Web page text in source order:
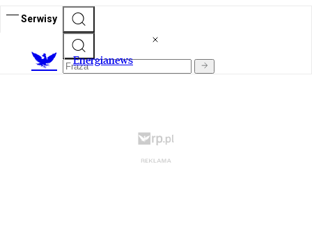
Serwisy
Energianews